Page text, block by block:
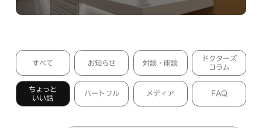
すべて お知らせ 対談・座談
ドクターズ
コラム
ちょっと
いい話
ハートフル メディア FAQ